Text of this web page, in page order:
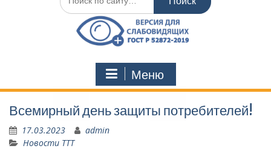
Меню
Всемирный день защиты потребителей!
17.03.2023
admin
Новости ТТТ